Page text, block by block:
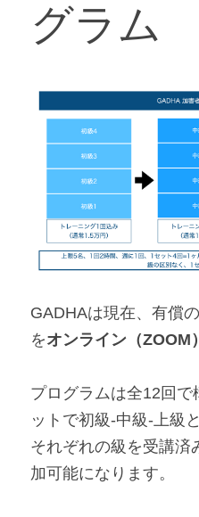
グラム
GADHAは現在、有償
をオンライン（ZOOM）
プログラムは全12回
ットで初級-中級-上級
それぞれの級を受講済
加可能になります。